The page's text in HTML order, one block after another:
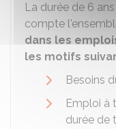
La durée de 6
compte
dans les
les motifs
Besoins
Emploi à
durée de